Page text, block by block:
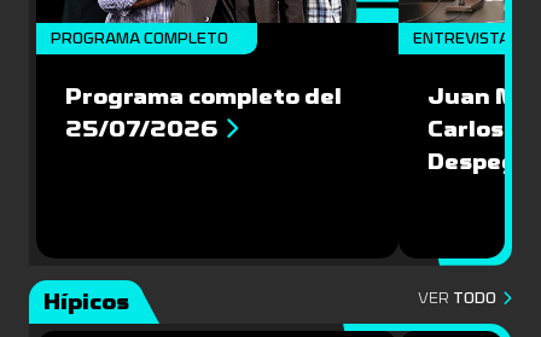
PROGRAMA COMPLETO
Programa completo del
25/07/2026
ENTREVISTAS
Juan
Carlos
Hípicos VER TODO